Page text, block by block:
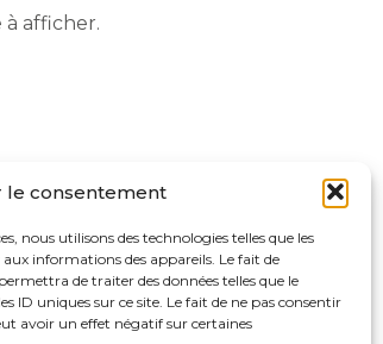
le consentement
nous utilisons des technologies telles que les
informations des appareils. Le fait de
de traiter des données telles que le
ID uniques sur ce site. Le fait de ne pas consentir
avoir un effet négatif sur certaines
afficher.